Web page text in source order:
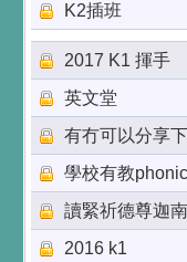
K2插班
2017 K1 揮手
英文堂
有冇可以分享
學校有教
讀緊祈德尊迦南
2016 k1